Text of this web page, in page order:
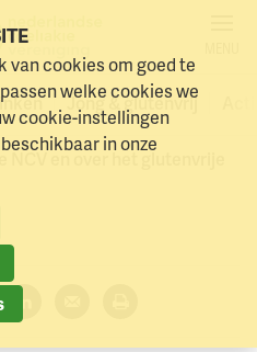
Jong & glutenvrij
NCV en over het glutenvrije
van cookies om goed te
welke cookies we
cookie-instellingen
in onze